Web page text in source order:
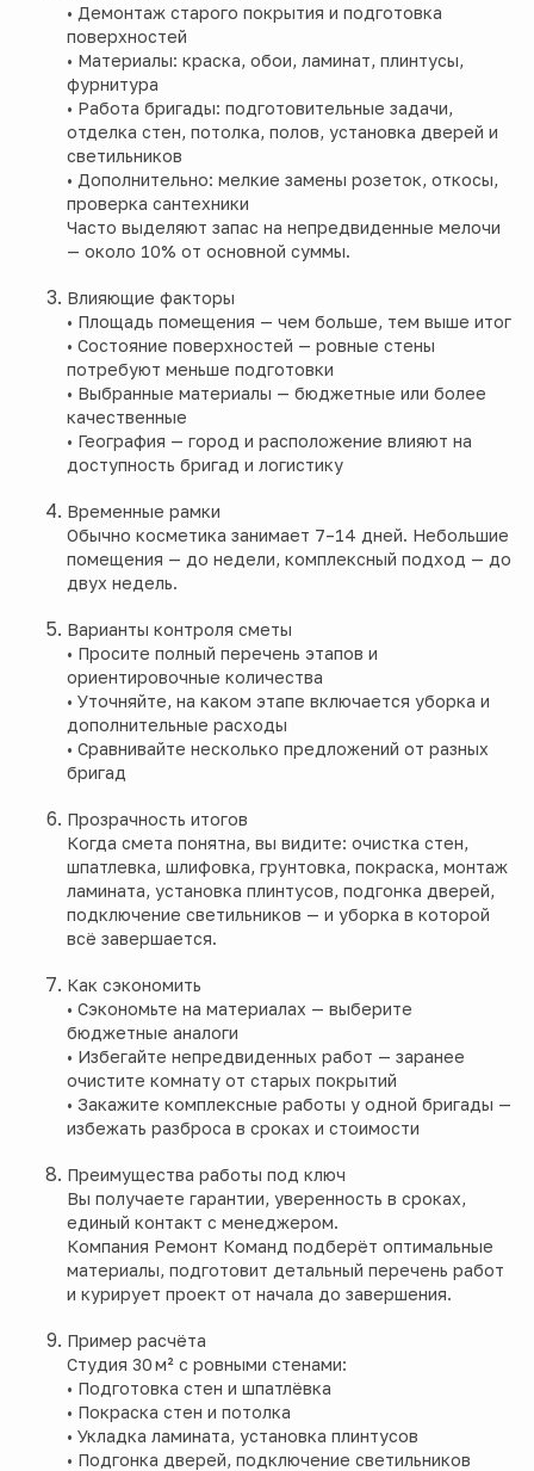
• Демонтаж старого покрытия и подготовка
поверхностей
• Материалы: краска, обои, ламинат, плинтусы,
фурнитура
• Работа бригады: подготовительные задачи,
отделка стен, потолка, полов, установка дверей и
светильников
• Дополнительно: мелкие замены розеток, откосы,
проверка сантехники
Часто выделяют запас на непредвиденные мелочи
— около 10% от основной суммы.
Влияющие факторы
• Площадь помещения — чем больше, тем выше итог
• Состояние поверхностей — ровные стены
потребуют меньше подготовки
• Выбранные материалы — бюджетные или более
качественные
• География — город и расположение влияют на
доступность бригад и логистику
Временные рамки
Обычно косметика занимает 7–14 дней. Небольшие
помещения — до недели, комплексный подход — до
двух недель.
Варианты контроля сметы
• Просите полный перечень этапов и
ориентировочные количества
• Уточняйте, на каком этапе включается уборка и
дополнительные расходы
• Сравнивайте несколько предложений от разных
бригад
Прозрачность итогов
Когда смета понятна, вы видите: очистка стен,
шпатлевка, шлифовка, грунтовка, покраска, монтаж
ламината, установка плинтусов, подгонка дверей,
подключение светильников — и уборка в которой
всё завершается.
Как сэкономить
• Сэкономьте на материалах — выберите
бюджетные аналоги
• Избегайте непредвиденных работ — заранее
очистите комнату от старых покрытий
• Закажите комплексные работы у одной бригады —
избежать разброса в сроках и стоимости
Преимущества работы под ключ
Вы получаете гарантии, уверенность в сроках,
единый контакт с менеджером.
Компания Ремонт Команд подберёт оптимальные
материалы, подготовит детальный перечень работ
и курирует проект от начала до завершения.
Пример расчёта
Студия 30 м² с ровными стенами:
• Подготовка стен и шпатлёвка
• Покраска стен и потолка
• Укладка ламината, установка плинтусов
• Подгонка дверей, подключение светильников